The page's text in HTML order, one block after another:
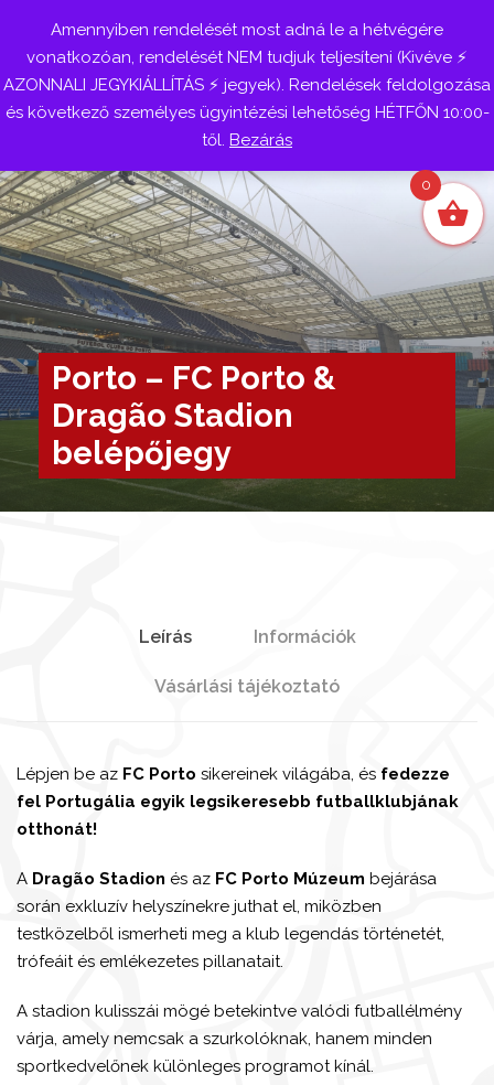
Belépés
Porto – FC Porto &
Dragão Stadion
belépőjegy
Leírás Információk
Vásárlási tájékoztató
Lépjen be az FC Porto sikereinek világába, és fedezze
fel Portugália egyik legsikeresebb futballklubjának
otthonát!
A Dragão Stadion és az FC Porto Múzeum bejárása
során exkluzív helyszínekre juthat el, miközben
testközelből ismerheti meg a klub legendás történetét,
trófeáit és emlékezetes pillanatait.
A stadion kulisszái mögé betekintve valódi futballélmény
várja, amely nemcsak a szurkolóknak, hanem minden
sportkedvelőnek különleges programot kínál.
Amennyiben rendelését most adná le a hétvégére
vonatkozóan, rendelését NEM tudjuk teljesíteni (Kivéve ⚡
AZONNALI JEGYKIÁLLÍTÁS ⚡ jegyek). Rendelések feldolgozása
és következő személyes ügyintézési lehetőség HÉTFŐN 10:00-
től. Bezárás
0